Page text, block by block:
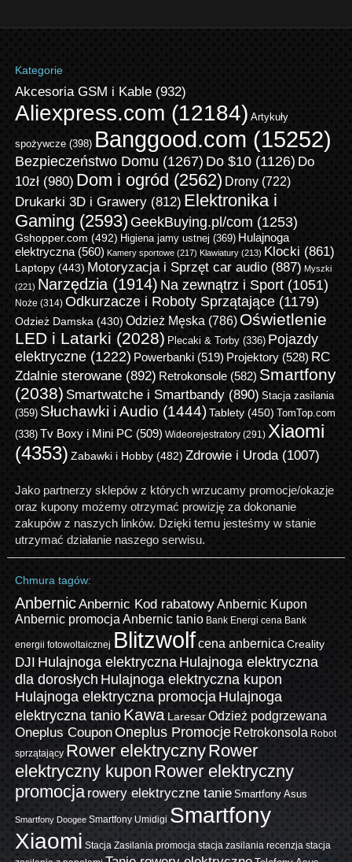
Kategorie
Akcesoria GSM i Kable(932)
Aliexpress.com (12184) Artykuły
spożywcze(398) Banggood.com (15252)
Bezpieczeństwo Domu (1267) Do $10(1126) Do
10zł(980) Dom i ogród (2562) Drony(722)
Drukarki 3D i Grawery(812) Elektronika i
Gaming (2593) GeekBuying.pl/com (1253)
Gshopper.com (492) Higiena jamy ustnej (369) Hulajnoga
elektryczna(560) Kamery sportowe(217) Klawiatury(213) Klocki (861)
Laptopy(443) Motoryzacja i Sprzęt car audio(887) Myszki
(221) Narzędzia(1914) Na zewnątrz i Sport(1051)
Noże (314) Odkurzacze i Roboty Sprzątające(1179)
Odzież Damska(430) Odzież Męska (786) Oświetlenie
LED i Latarki (2028) Plecaki & Torby(336) Pojazdy
elektryczne(1222) Powerbanki(519) Projektory(528) RC
Zdalnie sterowane(892) Retrokonsole(582) Smartfony
(2038) Smartwatche i Smartbandy(890) Stacja zasilania
(359) Słuchawki i Audio (1444)Tablety(450)
TomTop.com
(338) Tv Boxy i Mini PC (509) Wideorejestratory(291) Xiaomi
(4353) Zabawki i Hobby(482) Zdrowie i Uroda(1007)
Jako partnerzy sklepów z których wrzucamy promocje/okazje
oraz kupony możemy otrzymać prowizję za dokonanie
zakupów z naszych linków. Dzięki temu jesteśmy w stanie
utrzymać działanie naszego serwisu.
Chmura tagów:
AnbernicAnbernic Kod rabatowyAnbernic Kupon
Anbernic promocja Anbernic tanio Bank Energi cena Bank
energii fotowoltaicznej Blitzwolfcena anbernica Creality
DJI Hulajnoga elektrycznaHulajnoga elektryczna
dla dorosłych Hulajnoga elektryczna kupon
Hulajnoga elektryczna promocjaHulajnoga
elektryczna tanioKawa Laresar Odzież podgrzewana
Oneplus CouponOneplus Promocje Retrokonsola Robot
sprzątający Rower elektrycznyRower
elektryczny kupon Rower elektryczny
promocja rowery elektryczne tanie Smartfony Asus
Smartfony Doogee Smartfony Umidigi Smartfony
Xiaomi Stacja Zasilania promocja stacja zasilania recenzja stacja